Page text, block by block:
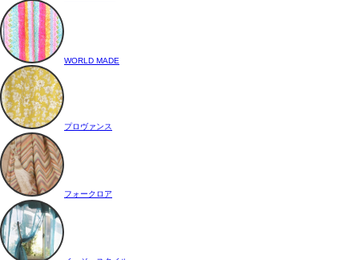
WORLD MADE
プロヴァンス
フォークロア